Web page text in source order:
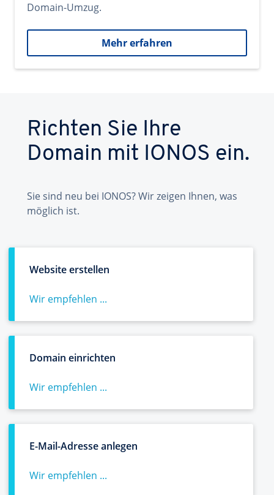
Domain-Umzug.
Mehr erfahren
Richten Sie Ihre
Domain mit IONOS ein.
Sie sind neu bei IONOS? Wir zeigen Ihnen, was
möglich ist.
Website erstellen
Wir empfehlen ...
Domain einrichten
Wir empfehlen ...
E-Mail-Adresse anlegen
Wir empfehlen ...